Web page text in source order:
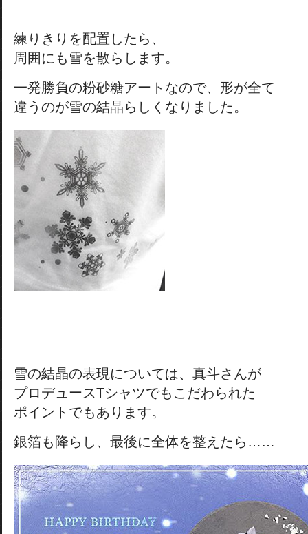
練りきりを配置したら、
周囲にも雪を散らします。
一発勝負の粉砂糖アートなので、形が全て
違うのが雪の結晶らしくなりました。
雪の結晶の表現については、真斗さんが
プロデュースTシャツでもこだわられた
ポイントでもあります。
銀箔も降らし、最後に全体を整えたら……